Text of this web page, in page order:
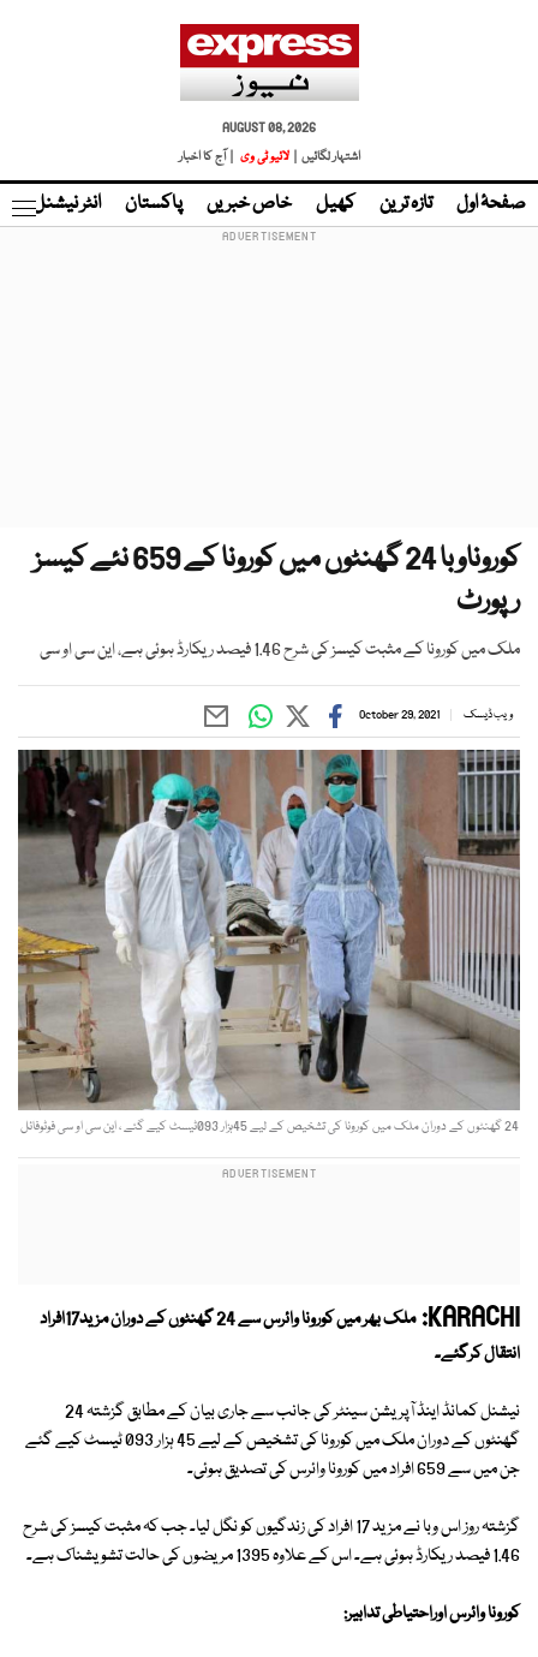
AUGUST 08, 2026
اشتہار لگائیں |
لائیو ٹی وی | آج کا اخبار
صفحۂ اول تازہ ترین کھیل خاص خبریں پاکستان انٹر نیشنل
کوروناوبا 24 گھنٹوں میں کورونا کے 659 نئے کیسز
رپورٹ
ملک میں کورونا کے مثبت کیسز کی شرح 1.46 فیصد ریکارڈ ہوئی ہے، این سی او سی
ویب ڈیسک October 29, 2021
24 گھنٹوں کے دوران ملک میں کورونا کی تشخیص کے لیے 45ہزار 093ٹیسٹ کیے گئے ، این سی او سی فوٹوفائل
KARACHI:
ملک بھر میں کورونا وائرس سے 24 گھنٹوں کے دوران مزید17افراد
انتقال کرگئے۔
نیشنل کمانڈ اینڈ آپریشن سینٹر کی جانب سے جاری بیان کے مطابق گزشتہ 24
گھنٹوں کے دوران ملک میں کورونا کی تشخیص کے لیے 45 ہزار 093 ٹیسٹ کیے گئے
جن میں سے 659 افراد میں کورونا وائرس کی تصدیق ہوئی۔
گزشتہ روز اس وبا نے مزید 17 افراد کی زندگیوں کو نگل لیا۔ جب کہ مثبت کیسز کی شرح
1.46 فیصد ریکارڈ ہوئی ہے۔ اس کے علاوہ 1395 مریضوں کی حالت تشویشناک ہے۔
کورونا وائرس اوراحتیاطی تدابیر: